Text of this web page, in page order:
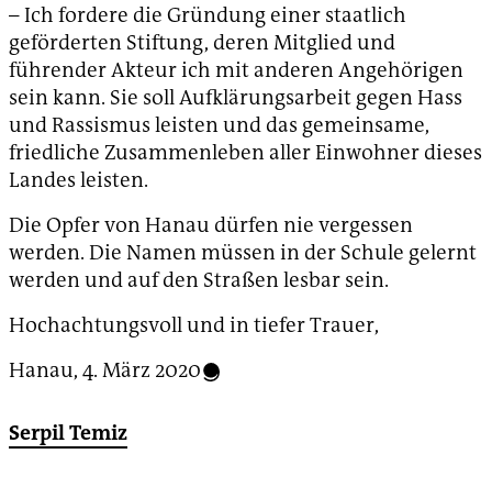
– Ich fordere die Gründung einer staatlich
geförderten Stiftung, deren Mitglied und
führender Akteur ich mit anderen Angehörigen
sein kann. Sie soll Aufklärungsarbeit gegen Hass
und Rassismus leisten und das gemeinsame,
friedliche Zusammenleben aller Einwohner dieses
Landes leisten.
Die Opfer von Hanau dürfen nie vergessen
werden. Die Namen müssen in der Schule gelernt
werden und auf den Straßen lesbar sein.
Hochachtungsvoll und in tiefer Trauer,
Hanau, 4. März 2020
Serpil Temiz